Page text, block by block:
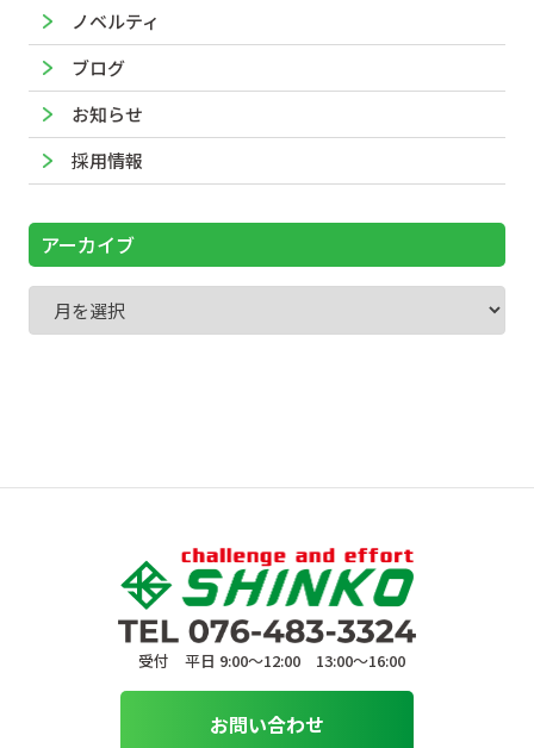
ノベルティ
ブログ
お知らせ
採用情報
アーカイブ
受付 平日 9:00〜12:00 13:00〜16:00
お問い合わせ